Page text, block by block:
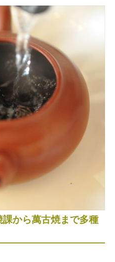
から萬古焼まで多種